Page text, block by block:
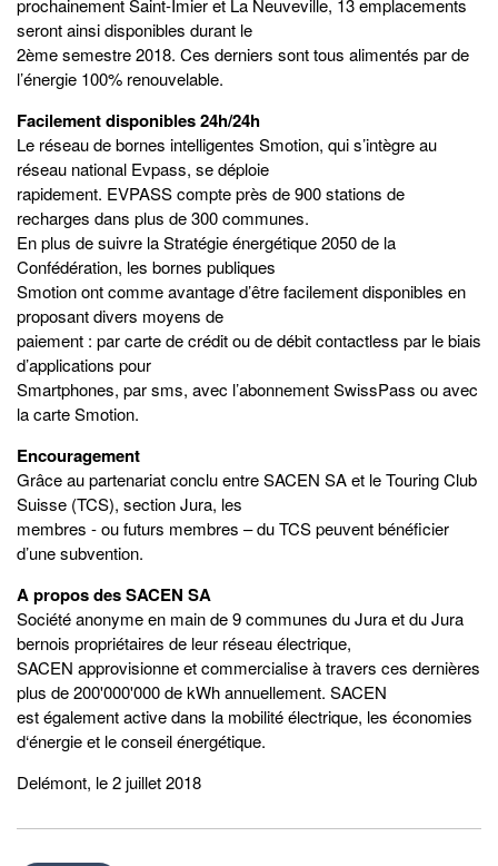
prochainement Saint-Imier et La Neuveville, 13 emplacements
seront ainsi disponibles durant le
2ème semestre 2018. Ces derniers sont tous alimentés par de
l’énergie 100% renouvelable.
Facilement disponibles 24h/24h
Le réseau de bornes intelligentes Smotion, qui s’intègre au
réseau national Evpass, se déploie
rapidement. EVPASS compte près de 900 stations de
recharges dans plus de 300 communes.
En plus de suivre la Stratégie énergétique 2050 de la
Confédération, les bornes publiques
Smotion ont comme avantage d’être facilement disponibles en
proposant divers moyens de
paiement : par carte de crédit ou de débit contactless par le biais
d’applications pour
Smartphones, par sms, avec l’abonnement SwissPass ou avec
la carte Smotion.
Encouragement
Grâce au partenariat conclu entre SACEN SA et le Touring Club
Suisse (TCS), section Jura, les
membres - ou futurs membres – du TCS peuvent bénéficier
d’une subvention.
A propos des SACEN SA
Société anonyme en main de 9 communes du Jura et du Jura
bernois propriétaires de leur réseau électrique,
SACEN approvisionne et commercialise à travers ces dernières
plus de 200'000'000 de kWh annuellement. SACEN
est également active dans la mobilité électrique, les économies
d‘énergie et le conseil énergétique.
Delémont, le 2 juillet 2018